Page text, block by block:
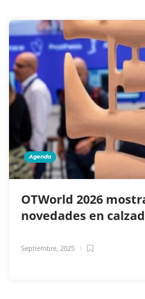
Agenda
OTWorld 2026
novedades en
Septiembre, 2025